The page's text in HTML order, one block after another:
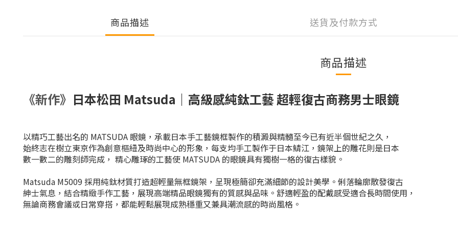
商品描述 送貨及付款方式
商品描述
《新作》 日本松田 Matsuda｜高級感純鈦工藝 超輕復古商務男士眼鏡
以精巧工藝出名的 MATSUDA 眼鏡，承載日本手工藝鏡框製作的積澱與精髓至今已有近半個世紀之久，
始終志在樹立東京作為創意樞紐及時尚中心的形象， 每支均手工製作于日本鯖江，鏡架上的雕花則是日本
數一數二的雕刻師完成， 精心雕琢的工藝使 MATSUDA 的眼鏡具有獨樹一格的復古樣貌。
Matsuda M5009 採用純鈦材質打造超輕量無框鏡架，呈現極簡卻充滿細節的設計美學。俐落輪廓散發復古
紳士氣息，結合精緻手作工藝，展現高端精品眼鏡獨有的質感與品味。舒適輕盈的配戴感受適合長時間使用，
無論商務會議或日常穿搭，都能輕鬆展現成熟穩重又兼具潮流感的時尚風格。